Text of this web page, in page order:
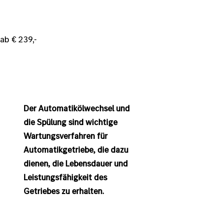
ab € 239,-
Der Automatikölwechsel und
die Spülung sind wichtige
Wartungsverfahren für
Automatikgetriebe, die dazu
dienen, die Lebensdauer und
Leistungsfähigkeit des
Getriebes zu erhalten.